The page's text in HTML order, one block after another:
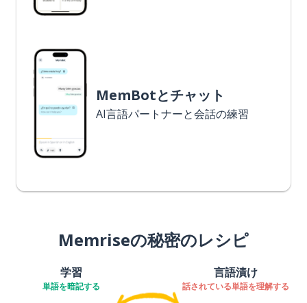
MemBotとチャット
AI言語パートナーと会話の練習
Memriseの秘密のレシピ
学習
単語を暗記する
言語漬け
話されている単語を理解する